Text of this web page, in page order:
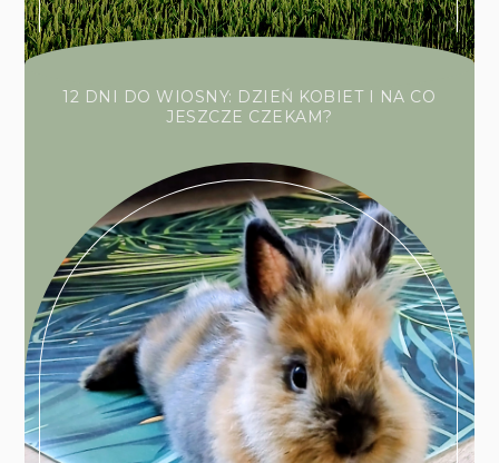
12 DNI DO WIOSNY: DZIEŃ KOBIET I NA CO
JESZCZE CZEKAM?